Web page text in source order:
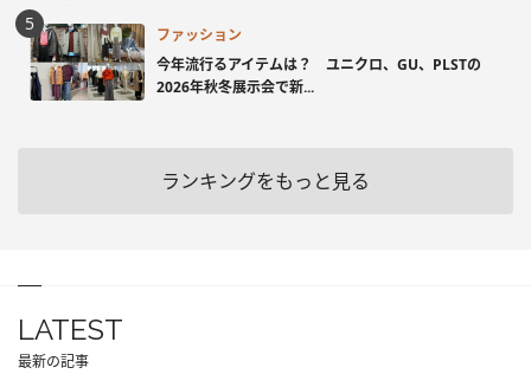
ファッション
今年流行るアイテムは？ ユニクロ、GU、PLSTの
2026年秋冬展示会で新...
ランキングをもっと見る
LATEST
最新の記事